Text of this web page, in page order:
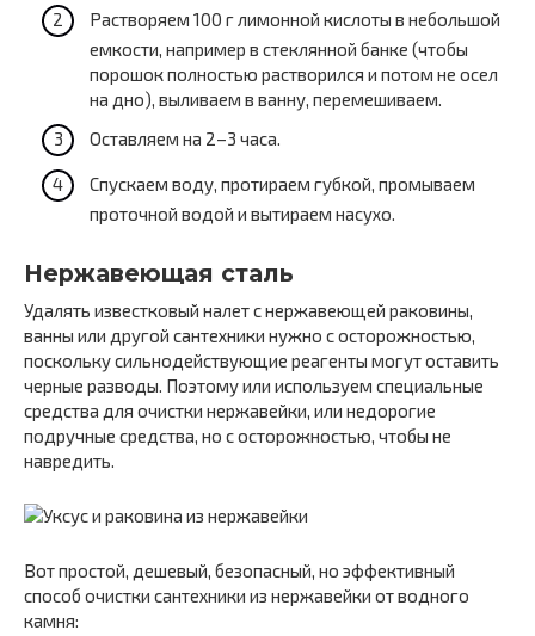
Растворяем 100 г лимонной кислоты в небольшой
емкости, например в стеклянной банке (чтобы
порошок полностью растворился и потом не осел
на дно), выливаем в ванну, перемешиваем.
Оставляем на 2–3 часа.
Спускаем воду, протираем губкой, промываем
проточной водой и вытираем насухо.
Нержавеющая сталь
Удалять известковый налет с нержавеющей раковины,
ванны или другой сантехники нужно с осторожностью,
поскольку сильнодействующие реагенты могут оставить
черные разводы. Поэтому или используем специальные
средства для очистки нержавейки, или недорогие
подручные средства, но с осторожностью, чтобы не
навредить.
Вот простой, дешевый, безопасный, но эффективный
способ очистки сантехники из нержавейки от водного
камня: